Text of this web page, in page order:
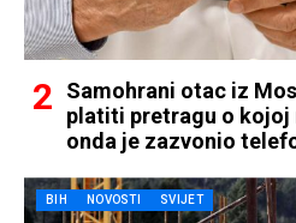
Samohrani otac iz
platiti pretragu o kojoj
onda je zazvonio
BIH NOVOSTI SVIJET